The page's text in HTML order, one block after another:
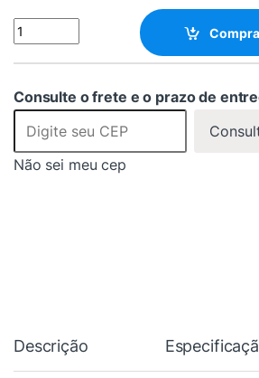
Distribuidor De Video Composto E
Consulte o frete e o prazo de
Não sei meu cep
Descrição